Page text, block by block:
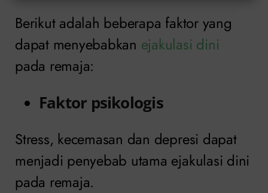
Berikut adalah beberapa faktor yang
dapat menyebabkan ejakulasi dini
pada remaja:
Faktor psikologis
Stress, kecemasan dan depresi dapat
menjadi penyebab utama ejakulasi dini
pada remaja.